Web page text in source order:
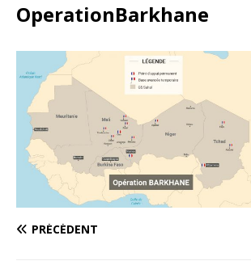
OperationBarkhane
PRÉCÉDENT